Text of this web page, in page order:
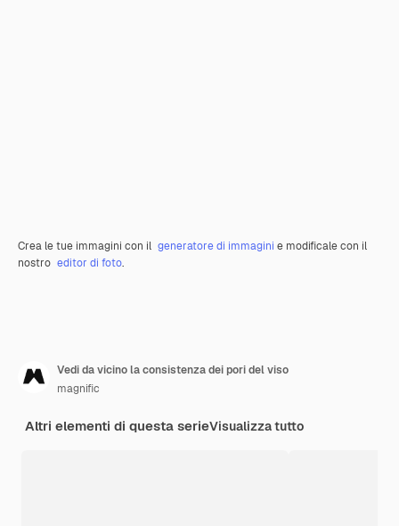
Crea le tue immagini con il generatore di immagini e modificale con il
nostro editor di foto.
Vedi da vicino la consistenza dei pori del viso
magnific
Altri elementi di questa serieVisualizza tutto